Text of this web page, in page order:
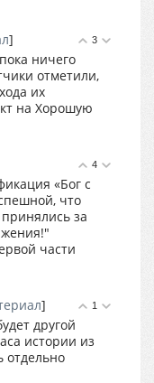
3
]
ничего
отметили,
их
на Хорошую
4
«Бог с
что
за
части
1
]
другой
истории из
отдельно